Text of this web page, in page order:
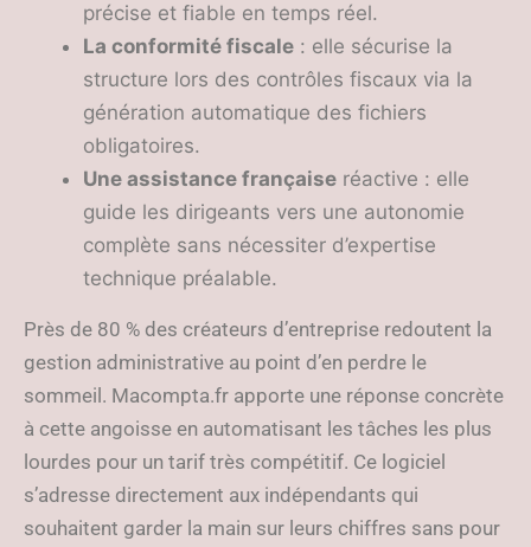
précise et fiable en temps réel.
La conformité fiscale : elle sécurise la
structure lors des contrôles fiscaux via la
génération automatique des fichiers
obligatoires.
Une assistance française réactive : elle
guide les dirigeants vers une autonomie
complète sans nécessiter d’expertise
technique préalable.
Près de 80 % des créateurs d’entreprise redoutent la
gestion administrative au point d’en perdre le
sommeil. Macompta.fr apporte une réponse concrète
à cette angoisse en automatisant les tâches les plus
lourdes pour un tarif très compétitif. Ce logiciel
s’adresse directement aux indépendants qui
souhaitent garder la main sur leurs chiffres sans pour